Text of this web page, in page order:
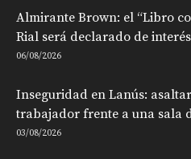
Almirante Brown: el “Libro
Rial será declarado de
06/08/2026
Inseguridad en Lanús:
trabajador frente a una sala
03/08/2026